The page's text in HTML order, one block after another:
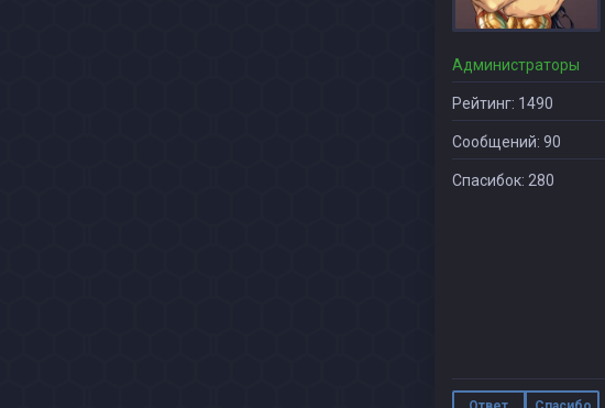
Администраторы
Рейтинг: 1490
Сообщений: 90
Спасибок: 280